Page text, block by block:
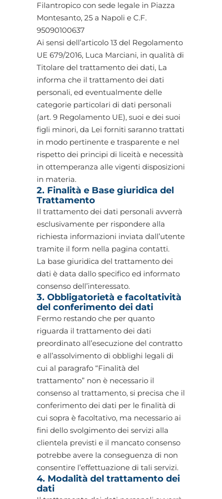
Filantropico con sede legale in Piazza
Montesanto, 25 a Napoli e C.F.
95090100637
Ai sensi dell’articolo 13 del Regolamento
UE 679/2016, Luca Marciani, in qualità di
Titolare del trattamento dei dati, La
informa che il trattamento dei dati
personali, ed eventualmente delle
categorie particolari di dati personali
(art. 9 Regolamento UE), suoi e dei suoi
figli minori, da Lei forniti saranno trattati
in modo pertinente e trasparente e nel
rispetto dei principi di liceità e necessità
in ottemperanza alle vigenti disposizioni
in materia.
2. Finalità e Base giuridica del
Trattamento
Il trattamento dei dati personali avverrà
esclusivamente per rispondere alla
richiesta informazioni inviata dall’utente
tramite il form nella pagina contatti.
La base giuridica del trattamento dei
dati è data dallo specifico ed informato
consenso dell’interessato.
3. Obbligatorietà e facoltatività
del conferimento dei dati
Fermo restando che per quanto
riguarda il trattamento dei dati
preordinato all’esecuzione del contratto
e all’assolvimento di obblighi legali di
cui al paragrafo “Finalità del
trattamento” non è necessario il
consenso al trattamento, si precisa che il
conferimento dei dati per le finalità di
cui sopra è facoltativo, ma necessario ai
fini dello svolgimento dei servizi alla
clientela previsti e il mancato consenso
potrebbe avere la conseguenza di non
consentire l’effettuazione di tali servizi.
4. Modalità del trattamento dei
dati